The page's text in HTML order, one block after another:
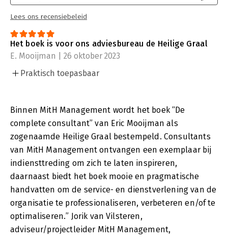
Lees ons recensiebeleid
Het boek is voor ons adviesbureau de Heilige Graal
E. Mooijman | 26 oktober 2023
Praktisch toepasbaar
Binnen MitH Management wordt het boek “De
complete consultant” van Eric Mooijman als
zogenaamde Heilige Graal bestempeld. Consultants
van MitH Management ontvangen een exemplaar bij
indiensttreding om zich te laten inspireren,
daarnaast biedt het boek mooie en pragmatische
handvatten om de service- en dienstverlening van de
organisatie te professionaliseren, verbeteren en/of te
optimaliseren.” Jorik van Vilsteren,
adviseur/projectleider MitH Management,